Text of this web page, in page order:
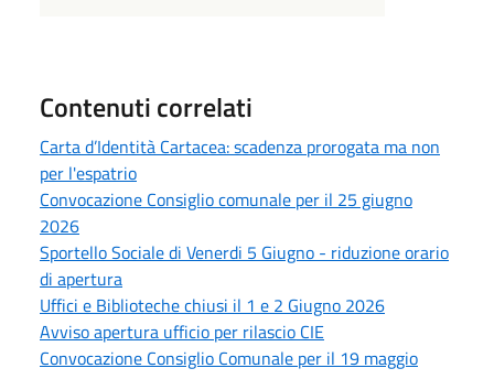
Contenuti correlati
Carta d’Identità Cartacea: scadenza prorogata ma non
per l'espatrio
Convocazione Consiglio comunale per il 25 giugno
2026
Sportello Sociale di Venerdi 5 Giugno - riduzione orario
di apertura
Uffici e Biblioteche chiusi il 1 e 2 Giugno 2026
Avviso apertura ufficio per rilascio CIE
Convocazione Consiglio Comunale per il 19 maggio